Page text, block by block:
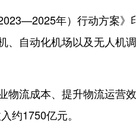
年）行动方案》
、自动化机场以及无人机
流成本、提升物流运营效
约1750亿元。